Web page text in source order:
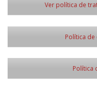
Ver política de
Política
Política